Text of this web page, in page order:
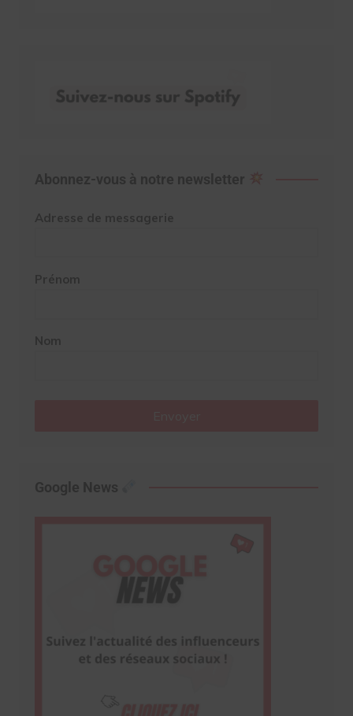
Abonnez-vous à notre newsletter
Adresse de messagerie
Prénom
Nom
Google News